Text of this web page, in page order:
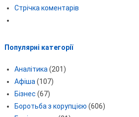
Стрічка коментарів
Популярні категорії
Аналітика (201)
Афіша (107)
Бізнес (67)
Боротьба з корупцією (606)